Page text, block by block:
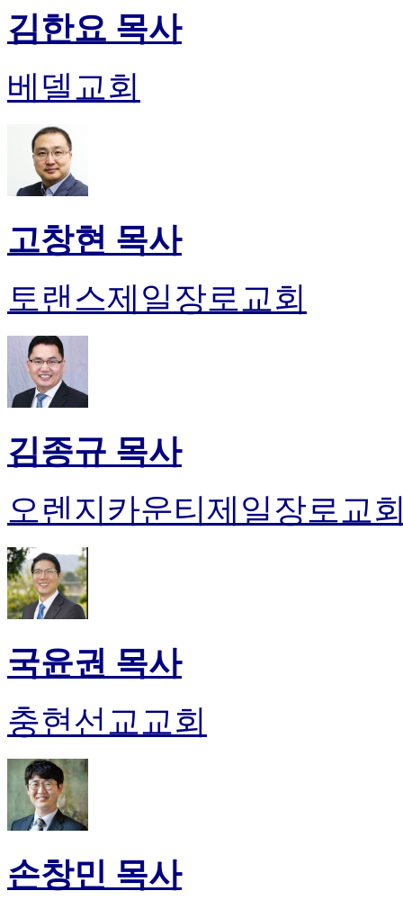
김한요 목사
베델교회
고창현 목사
토랜스제일장로교회
김종규 목사
오렌지카운티제일장로교
국윤권 목사
충현선교교회
손창민 목사